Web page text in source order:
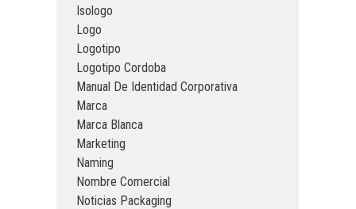
Isologo
Logo
Logotipo
Logotipo Cordoba
Manual De Identidad Corporativa
Marca
Marca Blanca
Marketing
Naming
Nombre Comercial
Noticias Packaging